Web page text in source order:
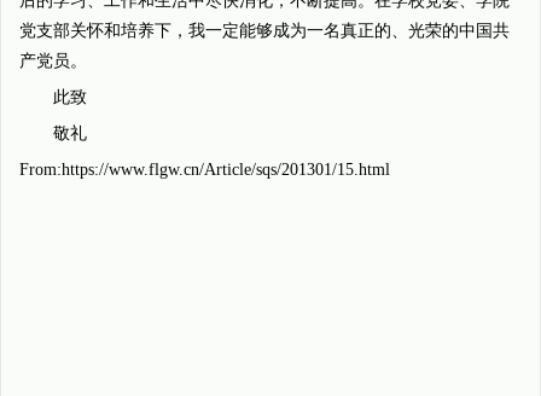
党支部关怀和培养下，我一定能够成为一名真正的、光荣的中国共
产党员。
此致
敬礼
From:https://www.flgw.cn/Article/sqs/201301/15.html